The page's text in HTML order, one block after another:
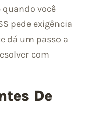
quando você
pede exigência
dá um passo a
com
De